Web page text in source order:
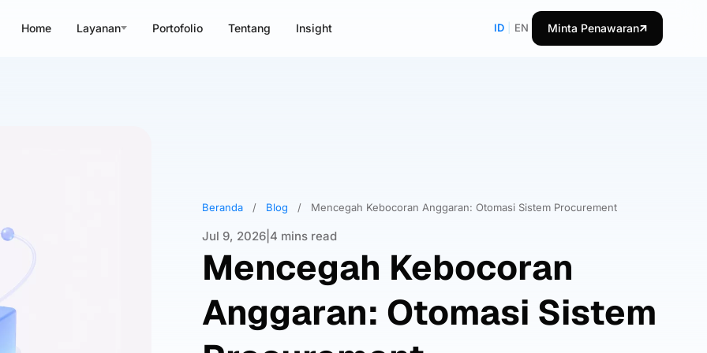
Home Layanan Portofolio Tentang Insight ID EN Minta Penawaran
Beranda / Blog / Mencegah Kebocoran Anggaran: Otomasi Sistem Procurement
Jul 9, 2026 4 mins read
Mencegah Kebocoran
Anggaran: Otomasi Sistem